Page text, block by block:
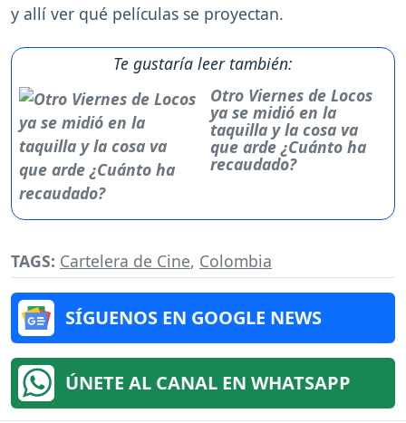
y allí ver qué películas se proyectan.
Te gustaría leer también:
Otro Viernes de Locos
ya se midió en la
taquilla y la cosa va
que arde ¿Cuánto ha
recaudado?
TAGS: Cartelera de Cine, Colombia
SÍGUENOS EN GOOGLE NEWS
ÚNETE AL CANAL EN WHATSAPP